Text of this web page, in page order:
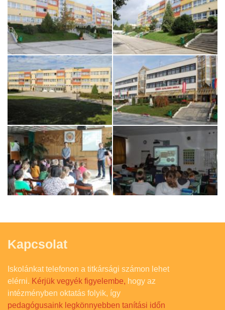
Kapcsolat
Iskolánkat telefonon a titkársági számon lehet
elérni. Kérjük vegyék figyelembe, hogy az
intézményben oktatás folyik, így
pedagógusaink legkönnyebben tanítási időn